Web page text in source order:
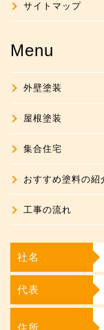
サイトマップ
Menu
外壁塗装
屋根塗装
集合住宅
おすすめ塗料の紹
工事の流れ
社名
代表